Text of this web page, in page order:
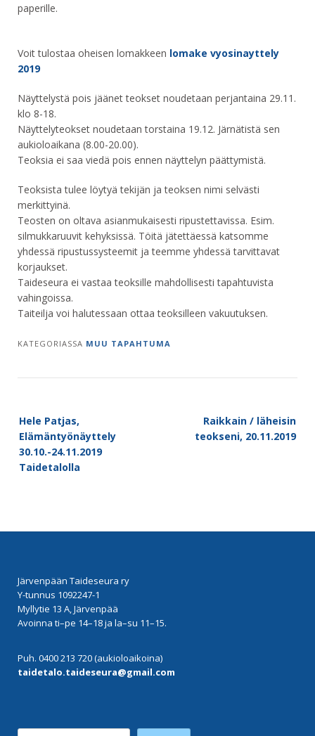
paperille.
Voit tulostaa oheisen lomakkeen lomake vyosinayttely
2019
Näyttelystä pois jäänet teokset noudetaan perjantaina 29.11.
klo 8-18.
Näyttelyteokset noudetaan torstaina 19.12. Järnätistä sen
aukioloaikana (8.00-20.00).
Teoksia ei saa viedä pois ennen näyttelyn päättymistä.
Teoksista tulee löytyä tekijän ja teoksen nimi selvästi
merkittyinä.
Teosten on oltava asianmukaisesti ripustettavissa. Esim.
silmukkaruuvit kehyksissä. Töitä jätettäessä katsomme
yhdessä ripustussysteemit ja teemme yhdessä tarvittavat
korjaukset.
Taideseura ei vastaa teoksille mahdollisesti tapahtuvista
vahingoissa.
Taiteilja voi halutessaan ottaa teoksilleen vakuutuksen.
KATEGORIASSA MUU TAPAHTUMA
navigation
Hele Patjas,
Elämäntyönäyttely
30.10.-24.11.2019
Taidetalolla
Raikkain / läheisin
teokseni, 20.11.2019
Järvenpään Taideseura ry
Y-tunnus 1092247-1
Myllytie 13 A, Järvenpää
Avoinna ti–pe 14–18 ja la–su 11–15.
Puh. 0400 213 720 (aukioloaikoina)
taidetalo.taideseura@gmail.com